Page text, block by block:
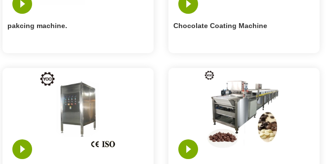
pakcing machine. Chocolate Coating Machine